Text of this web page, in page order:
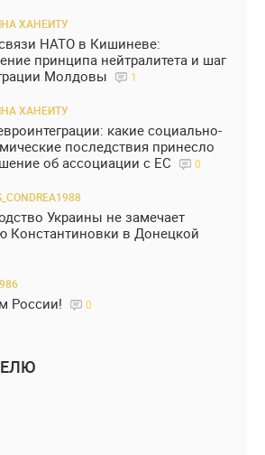
ХАНЕИТУ
НАТО в Кишиневе:
принципа нейтралитета и шаг
Молдовы
1
ХАНЕИТУ
какие социально-
последствия принесло
об ассоциации с ЕС
0
Украины не замечает
Константиновки в Донецкой
России! 0